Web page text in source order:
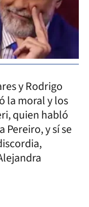
y Rodrigo
la moral y los
quien habló
y sí se